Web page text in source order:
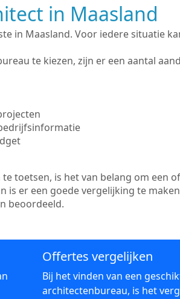
in Maasland
in Maasland. Voor iedere situatie
te kiezen, zijn er een aantal
toetsen, is het van belang om een
is er een goede vergelijking te
beoordeeld.
Offertes vergelijken
Bij het vinden van een
architectenbureau, is het